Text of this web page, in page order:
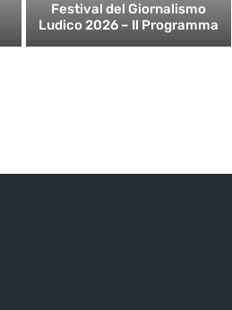
Festival del Giornalismo
Ludico 2026 – Il Programma